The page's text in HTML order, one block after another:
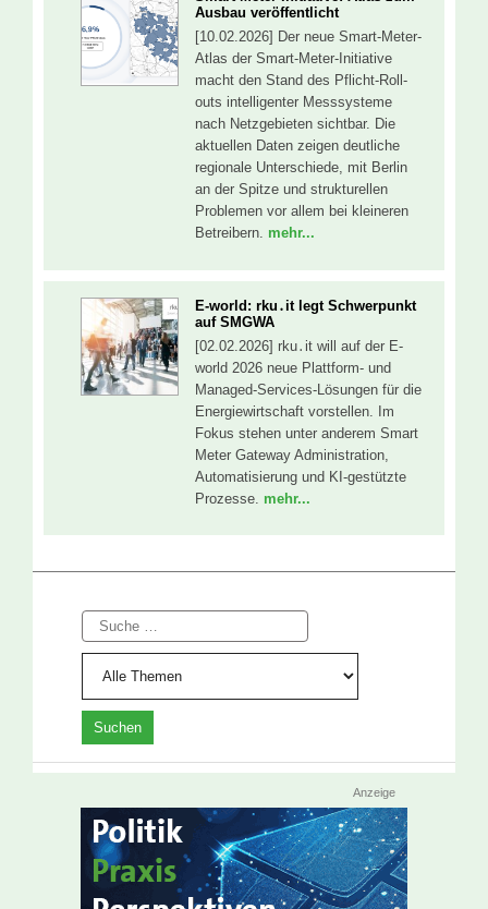
Ausbau veröffentlicht
[10.02.2026] Der neue Smart-Meter-
Atlas der Smart-Meter-Initiative
macht den Stand des Pflicht-Roll-
outs intelligenter Messsysteme
nach Netzgebieten sichtbar. Die
aktuellen Daten zeigen deutliche
regionale Unterschiede, mit Berlin
an der Spitze und strukturellen
Problemen vor allem bei kleineren
Betreibern. mehr...
E-world: rku․it legt Schwerpunkt
auf SMGWA
[02.02.2026] rku․it will auf der E-
world 2026 neue Plattform- und
Managed-Services-Lösungen für die
Energiewirtschaft vorstellen. Im
Fokus stehen unter anderem Smart
Meter Gateway Administration,
Automatisierung und KI-gestützte
Prozesse. mehr...
Suche
Anzeige